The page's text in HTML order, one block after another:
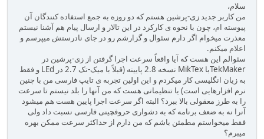
سلام،
من کاربر جدید زی-پرشین هستم که دو روزه به جمع استفاده کنندگان آن
پیوسته ام، چون با نحوه ی کارکرد در این تالار و ارسال پیام هم آشنا نیستم
معذرت میخوام اگر دارم سئوال و گزارشم رو در جای نادرستش میپرسم و
اعلام میکنم.
سئوالم این هست که آیا واقعاً سرعت اجرا گرفتن از زی-پرشین در
TekMakerبا MikTex نسخه 2.8 پایینه (قبلاً با میک-تک 2.7 در LEd و فقط
به زیان انگلیسی کار میکردم و این اولین تجربه ی تایپ فارسی من با چنین
نرم افزارهایی است) یا تنظیماتی هست که من آنها را بلد نیستم تا سرعت
را به طرز معقولی بالا ببرد؟ البته اگر سرعت اجرا پایین هست هم میشود
آنرا نه به ضعف برنامه که به دشواری حروفچینی فارسی نسبت داد ولی
فقط میخواستم مطمئن باشم که من دارم از حداکثر سرعت ممکن بهره
میبرم؟